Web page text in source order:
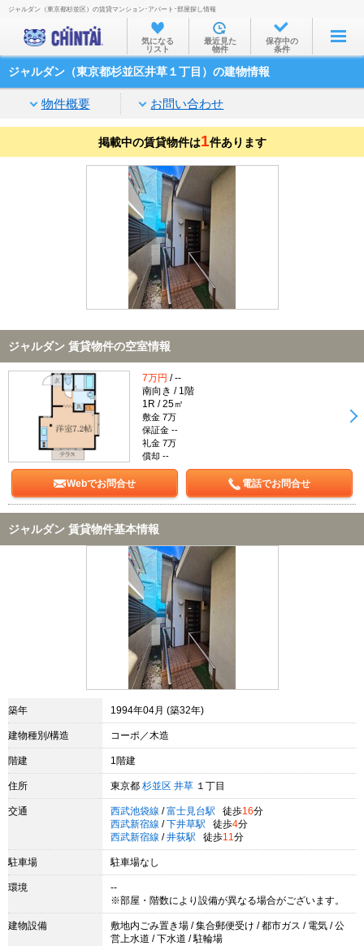
お部屋を探す
沿線・駅から
住所から
家賃相場から
通勤通学時間から
物件特集から
不動産会社から
TOP
ジャルダン（東京都杉並区）の賃貸マンション･アパート･部屋探し情報
気になる
リスト
最近見た
物件
保存中の
条件
ジャルダン（東京都杉並区井草１丁目）の建物情報
物件概要 お問い合わせ
掲載中の賃貸物件は1件あります
ジャルダン 賃貸物件の空室情報
7万円 / --
南向き / 1階
1R / 25㎡
敷金 7万
保証金 --
礼金 7万
償却 --
Webでお問合せ 電話でお問合せ
ジャルダン 賃貸物件基本情報
築年 1994年04月 (築32年)
建物種別/構造 コーポ／木造
階建 1階建
住所 東京都 杉並区 井草 １丁目
交通 西武池袋線 / 富士見台駅 徒歩16分
西武新宿線 / 下井草駅 徒歩4分
西武新宿線 / 井荻駅 徒歩11 分
駐車場 駐車場なし
環境
--
※部屋・階数により設備が異なる場合がございます。
建物設備
敷地内ごみ置き場 / 集合郵便受け / 都市ガス / 電気 / 公
営上水道 / 下水道 / 駐輪場